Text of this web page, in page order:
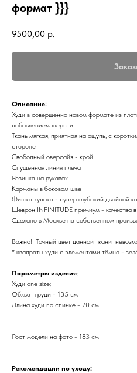
формат }}}
9500,00 р.
Описание:
Худи в совершенно новом формате из
добавлением шерсти
Ткань мягкая, приятная на ощупь, с
стороне
Свободный оверсайз - крой
Спущенная линия плеча
Резинка на рукавах
Карманы в боковом шве
Фишка худака - супер глубокий двойной
Шеврон INFINITUDE премиум - качества в
Сделано в Москве на собственном
Важно! Точный цвет данной ткани
* квадраты худи с элементами тёмно -
Параметры изделия:
Худи one size:
Обхват груди - 135 см
Длина худи по спинке - 70 см
Рост модели на фото - 183 см
Рекомендации по уходу: